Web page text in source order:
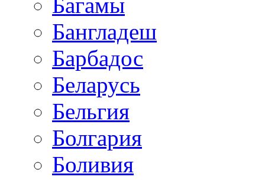
Бангладеш
Барбадос
Беларусь
Бельгия
Болгария
Боливия